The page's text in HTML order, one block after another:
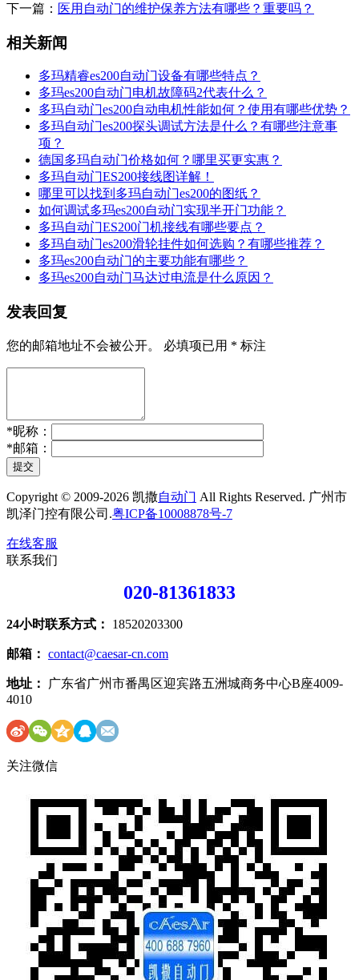
下一篇： 医用自动门的维护保养方法有哪些？重要吗？
相关新闻
多玛精睿es200自动门设备有哪些特点？
多玛es200自动门电机故障码2代表什么？
多玛自动门es200自动电机性能如何？使用有哪些优势？
多玛自动门es200探头调试方法是什么？有哪些注意事
项？
德国多玛自动门价格如何？哪里买更实惠？
多玛自动门ES200接线图详解！
哪里可以找到多玛自动门es200的图纸？
如何调试多玛es200自动门实现半开门功能？
多玛自动门ES200门机接线有哪些要点？
多玛自动门es200滑轮挂件如何选购？有哪些推荐？
多玛es200自动门的主要功能有哪些？
多玛es200自动门马达过电流是什么原因？
发表回复
您的邮箱地址不会被公开。 必填项已用 * 标注
*昵称：
*邮箱：
提交
Copyright © 2009-2026 凯撒自动门 All Rights Reserved. 广州市
凯泽门控有限公司.粤ICP备10008878号-7
在线客服
联系我们
020-81361833
24小时联系方式： 18520203300
邮箱： contact@caesar-cn.com
地址：
广东省广州市番禺区迎宾路五洲城商务中心B座4009-
4010
关注微信